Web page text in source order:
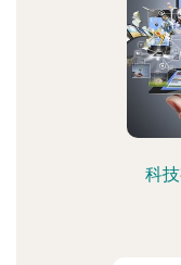
科